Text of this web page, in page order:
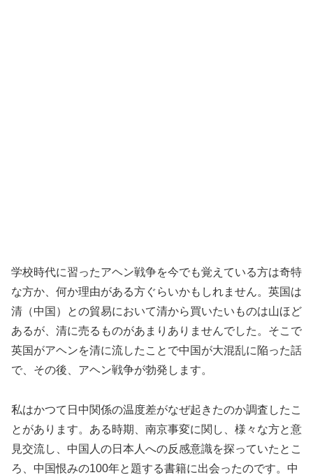
学校時代に習ったアヘン戦争を今でも覚えている方は奇特
な方か、何か理由がある方ぐらいかもしれません。英国は
清（中国）との貿易において清から買いたいものは山ほど
あるが、清に売るものがあまりありませんでした。そこで
英国がアヘンを清に流したことで中国が大混乱に陥った話
で、その後、アヘン戦争が勃発します。
私はかつて日中関係の温度差がなぜ起きたのか調査したこ
とがあります。ある時期、南京事変に関し、様々な方と意
見交流し、中国人の日本人への反感意識を探っていたとこ
ろ、中国恨みの100年と題する書籍に出会ったのです。中